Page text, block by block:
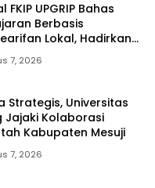
UPGRIP Bahas
Berbasis
Lokal, Hadirkan
7, 2026
Strategis, Universitas
Jajaki Kolaborasi
Kabupaten Mesuji
7, 2026